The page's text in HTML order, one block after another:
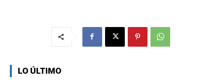
LO ÚLTIMO